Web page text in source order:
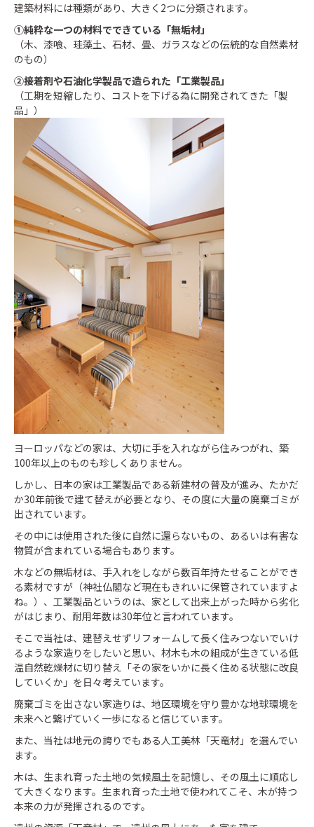
建築材料には種類があり、大きく2つに分類されます。
①純粋な一つの材料でできている「無垢材」
（木、漆喰、珪藻土、石材、畳、ガラスなどの伝統的な自然素材
のもの）
②接着剤や石油化学製品で造られた「工業製品」
（工期を短縮したり、コストを下げる為に開発されてきた「製
品」）
ヨーロッパなどの家は、大切に手を入れながら住みつがれ、築
100年以上のものも珍しくありません。
しかし、日本の家は工業製品である新建材の普及が進み、たかだ
か30年前後で建て替えが必要となり、その度に大量の廃棄ゴミが
出されています。
その中には使用された後に自然に還らないもの、あるいは有害な
物質が含まれている場合もあります。
木などの無垢材は、手入れをしながら数百年持たせることができ
る素材ですが（神社仏閣など現在もきれいに保管されていますよ
ね。）、工業製品というのは、家として出来上がった時から劣化
がはじまり、耐用年数は30年位と言われています。
そこで当社は、建替えせずリフォームして長く住みつないでいけ
るような家造りをしたいと思い、材木も木の組成が生きている低
温自然乾燥材に切り替え「その家をいかに長く住める状態に改良
していくか」を日々考えています。
廃棄ゴミを出さない家造りは、地区環境を守り豊かな地球環境を
未来へと繋げていく一歩になると信じています。
また、当社は地元の誇りでもある人工美林「天竜材」を選んでい
ます。
木は、生まれ育った土地の気候風土を記憶し、その風土に順応し
て大きくなります。生まれ育った土地で使われてこそ、木が持つ
本来の力が発揮されるのです。